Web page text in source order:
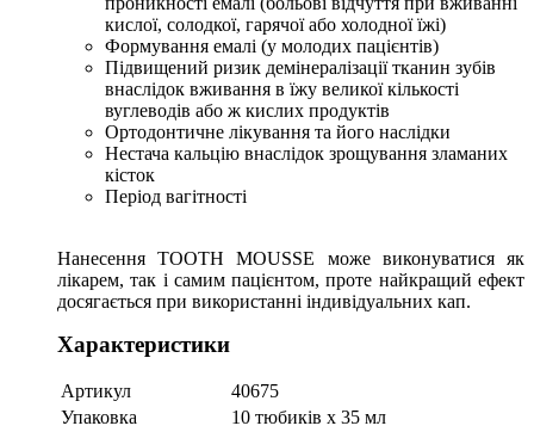
кислої, солодкої, гарячої або холодної їжі)
Формування емалі (у молодих пацієнтів)
Підвищений ризик демінералізації тканин зубів
внаслідок вживання в їжу великої кількості
вуглеводів або ж кислих продуктів
Ортодонтичне лікування та його наслідки
Нестача кальцію внаслідок зрощування зламаних
кісток
Період вагітності
Нанесення TOOTH MOUSSE може виконуватися як
лікарем, так і самим пацієнтом, проте найкращий ефект
досягається при використанні індивідуальних кап.
Характеристики
Артикул
40675
Упаковка
10 тюбиків х 35 мл